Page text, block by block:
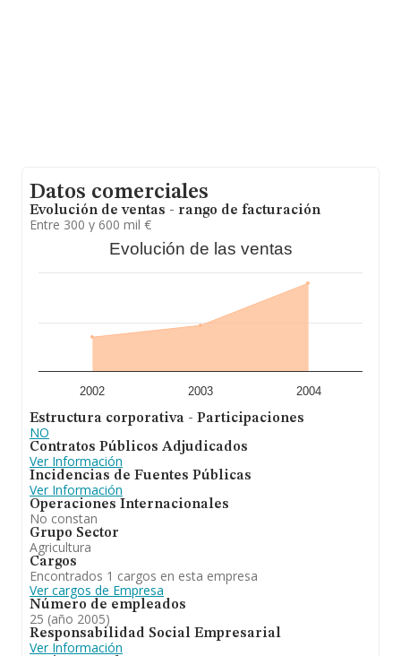
Datos comerciales
Evolución de ventas - rango de facturación
Entre 300 y 600 mil €
Evolución de las ventas
2002 2003 2004
Estructura corporativa - Participaciones
NO
Contratos Públicos Adjudicados
Ver Información
Incidencias de Fuentes Públicas
Ver Información
Operaciones Internacionales
No constan
Grupo Sector
Agricultura
Cargos
Encontrados 1 cargos en esta empresa
Ver cargos de Empresa
Número de empleados
25 (año 2005)
Responsabilidad Social Empresarial
Ver Información